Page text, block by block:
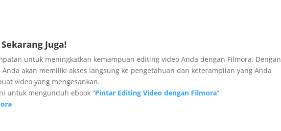
Juga!
untuk meningkatkan kemampuan editing video Anda dengan Filmora. Dengan
akan memiliki akses langsung ke pengetahuan dan keterampilan yang Anda
video yang mengesankan.
untuk mengunduh ebook “Pintar Editing Video dengan Filmora”